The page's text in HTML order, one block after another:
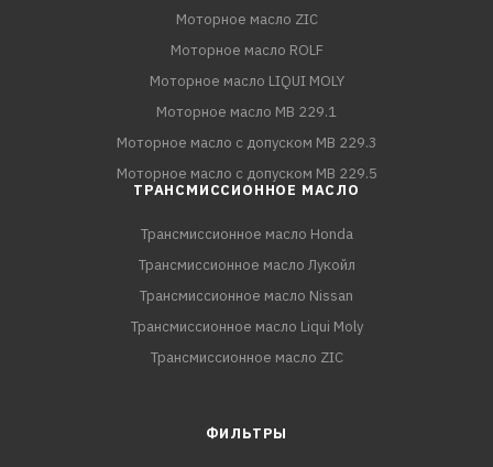
Моторное масло ZIC
Моторное масло ROLF
Моторное масло LIQUI MOLY
Моторное масло MB 229.1
Моторное масло с допуском MB 229.3
Моторное масло с допуском MB 229.5
ТРАНСМИССИОННОЕ МАСЛО
Трансмиссионное масло Honda
Трансмиссионное масло Лукойл
Трансмиссионное масло Nissan
Трансмиссионное масло Liqui Moly
Трансмиссионное масло ZIC
ФИЛЬТРЫ